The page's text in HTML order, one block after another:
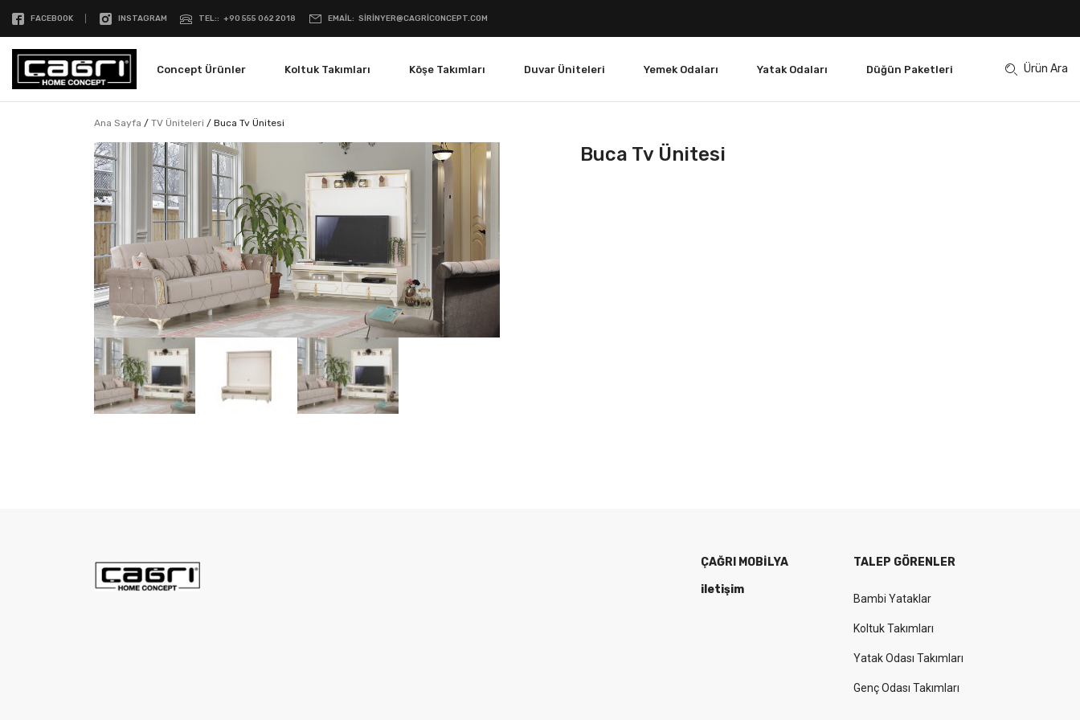
FACEBOOK INSTAGRAM TEL: +90 555 062 2018 EMAIL SIRINYER@CAGRICONCEPT.COM
Concept Ürünler Koltuk Takımları Köşe Takımları Duvar Üniteleri Yemek Odaları Yatak Odaları Düğün Paketleri Ürün Ara
Ana Sayfa / TV Üniteleri / Buca Tv Ünitesi
Buca Tv Ünitesi
ÇAĞRI MOBILYA
iletişim
TALEP GÖRENLER
Bambi Yataklar
Koltuk Takımları
Yatak Odası Takımları
Genç Odası Takımları